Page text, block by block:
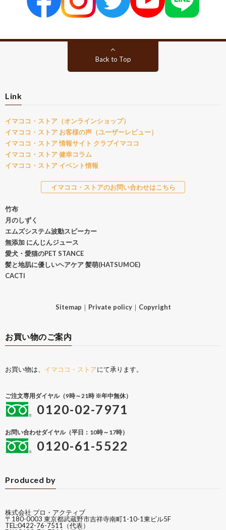
Back to Top
Link
イマココ・ストア（オンラインショップ）
イマココ・ストア お客様の声（ユーザーレビュー）
イマココ・ストア 情報サイト クラブイマココ
イマココ・ストア 健幸コラム
イマココ・ストア イベント情報
イマココ・ストアのお問い合わせはこちら
竹布
月のしずく
エムズシステム波動スピーカー
無添加 にんじんジュース
愛犬・愛猫のPET STANCE
髪と地肌に優しいヘアケア 髪萌(HATSUMOE)
CACTI
Sitemap ｜ Private policy｜ Copyright
お買い物のご案内
お買い物は、 イマココ・ストアにて承ります。
ご注文専用ダイヤル（9時～21時 ※年中無休）
0120-02-7971
お問い合わせダイヤル（平日：10時～17時）
0120-61-5522
Produced by
株式会社 プロ・アクティブ
〒180-0003 東京都武蔵野市吉祥寺南町1-10-1東ビル5F
TEL:0422-76-7511（代表）